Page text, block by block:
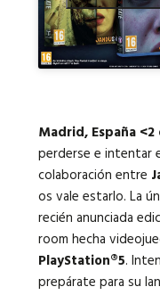
Madrid, España
perderse e intentar
colaboración entre
os vale estarlo. La
recién anunciada
room hecha
PlayStation®5.
prepárate para su